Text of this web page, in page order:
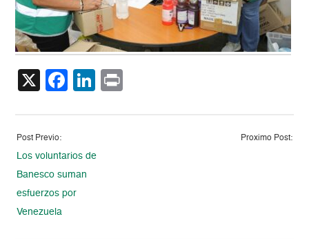
X Facebook
LinkedIn
Post Previo:
Los voluntarios de
Banesco suman
esfuerzos por
Venezuela
Proximo Post: